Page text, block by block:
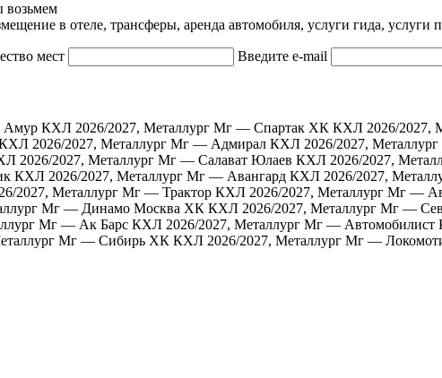
возьмем
в отеле, трансферы, аренда автомобиля, услуги гида, услуги
мест Введите e-mail
Амур КХЛ 2026/2027, Металлург Мг — Спартак ХК КХЛ 2026/2027,
2026/2027, Металлург Мг — Адмирал КХЛ 2026/2027,
2026/2027, Металлург Мг — Салават Юлаев КХЛ 2026/2027,
КХЛ 2026/2027, Металлург Мг — Авангард КХЛ 2026/2027,
2027, Металлург Мг — Трактор КХЛ 2026/2027, Металлург Мг —
Мг — Динамо Москва ХК КХЛ 2026/2027, Металлург Мг —
Мг — Ак Барс КХЛ 2026/2027, Металлург Мг — Автомобилист
Мг — Сибирь ХК КХЛ 2026/2027, Металлург Мг —